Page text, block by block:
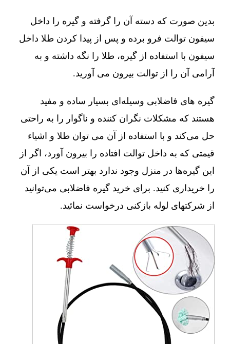
بدین صورت که دسته آن را گرفته و گیره را داخل
سیفون توالت فرو برده و پس از پیدا کردن طلا داخل
سیفون با استفاده از گیره، طلا را نگه داشته و به
آرامی آن را از توالت بیرون می آورید.
گیره های فاضلابی وسیله‌ای بسیار ساده و مفید
هستند که مشکلات نگران کننده و ناگوار را به راحتی
حل می‌کند و با استفاده از آن می توان طلا و اشیاء
قیمتی که به داخل توالت افتاده را بیرون آورد، اگر از
این گیره‌ها در منزل وجود ندارد بهتر است یکی از آن
را خریداری کنید. برای خرید گیره فاضلابی می‌توانید
از شرکتهای لوله بازکنی درخواست نمائید.